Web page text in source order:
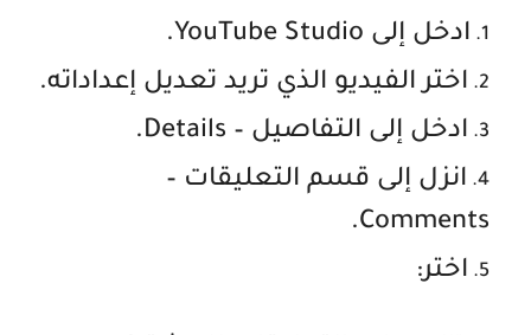
ادخل إلى YouTube Studio
.
اختر الفيديو الذي تريد تعديل إعداداته.
ادخل إلى التفاصيل – Details
.
انزل إلى قسم التعليقات –
Comments
.
اختر: